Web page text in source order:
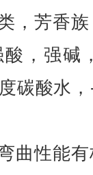
，芳香
，强碱
碳酸水
曲性能